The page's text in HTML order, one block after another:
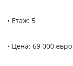
• Етаж: 5
• Цена: 69 000 евро